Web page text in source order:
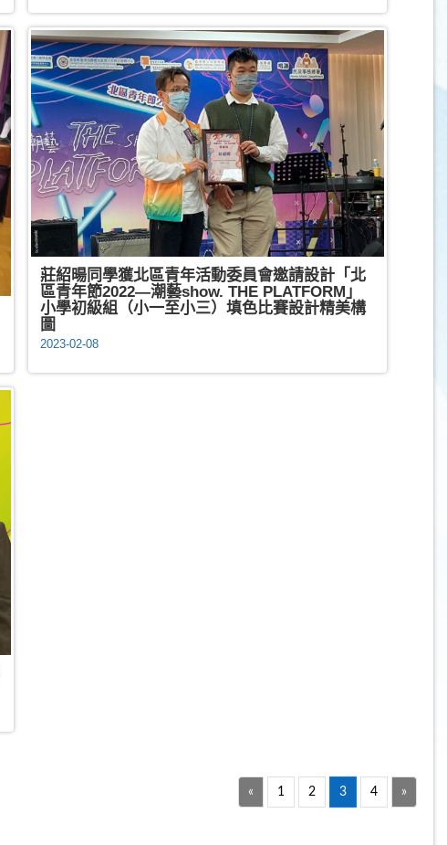
莊紹暘同學獲北區青年活動委員會邀請設計「北
區青年節2022—潮藝show. THE PLATFORM」
小學初級組（小一至小三）填色比賽設計精美構
圖
2023-02-08
« 1 2 3 4 »